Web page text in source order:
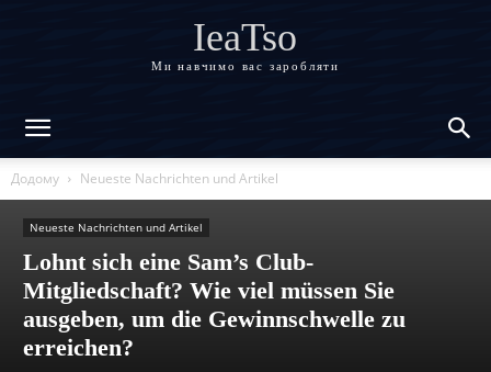
IeaTso
Ми навчимо вас заробляти
Додому Neueste Nachrichten und Artikel
Neueste Nachrichten und Artikel
Lohnt sich eine Sam’s Club-
Mitgliedschaft? Wie viel müssen Sie
ausgeben, um die Gewinnschwelle zu
erreichen?